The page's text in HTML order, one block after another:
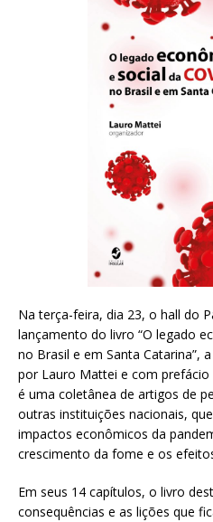
Na terça-feira, dia 23, o hall do
lançamento do livro “O legado
no Brasil e em Santa Catarina”,
por Lauro Mattei e com
é uma coletânea de artigos de
outras instituições nacionais,
impactos econômicos da
crescimento da fome e os
Em seus 14 capítulos, o livro
consequências e as lições que